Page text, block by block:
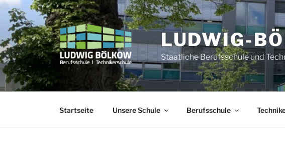
Zum
Inhalt
springen
LUDWIG-
Staatliche Berufsschule und
Startseite Unsere Schule Berufsschule